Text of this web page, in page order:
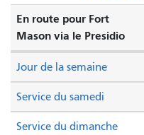
En route pour Fort
Mason via le Presidio
Service du samedi
Service du dimanche
Jour de la semaine